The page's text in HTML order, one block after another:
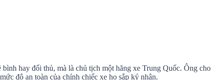
hay đối thủ, mà là chủ tịch một hãng xe Trung Quốc. Ông cho
độ an toàn của chính chiếc xe họ sắp ký nhận.